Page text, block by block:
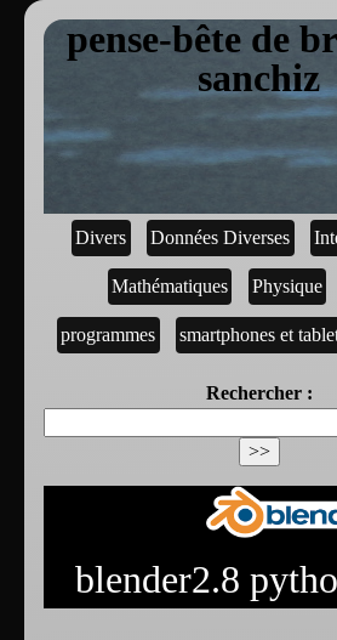
pense-bête de
sanchiz
Divers Données Diverses
Mathématiques Physique
programmes smartphones et
Rechercher :
blender2.8